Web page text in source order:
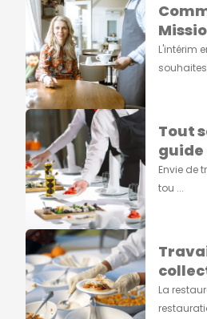
L'intérim
souhaites
Tout
Envie de
tou ...
La